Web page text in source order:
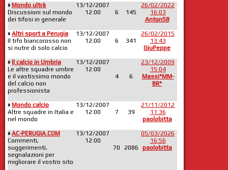
» Mondo ultrà
Discussioni sul mondo
dei tifosi in generale
13/12/2007
12:00
6 145
26/02/2022
16:03
Anton58
» Altri sport a Perugia
Il tifo biancorosso non
si nutre di solo calcio
13/12/2007
12:00
6 341
26/02/2015
13:43
GiuPeppe
» Il calcio in Umbria
Le altre squadre umbre
e il vastissimo mondo
del calcio non
professionista
13/12/2007
12:00
4
6
23/12/2009
15:04
Massi*MM-
BR*
» Mondo calcio
Altre squadre in Italia e
nel mondo
13/12/2007
12:00
7 39
21/11/2012
11:36
paolobitta
» AC-PERUGIA.COM
Commenti,
suggerimenti,
segnalazioni per
migliorare il vostro sito
13/12/2007
12:00
70
2086
05/03/2026
16:56
paolobitta